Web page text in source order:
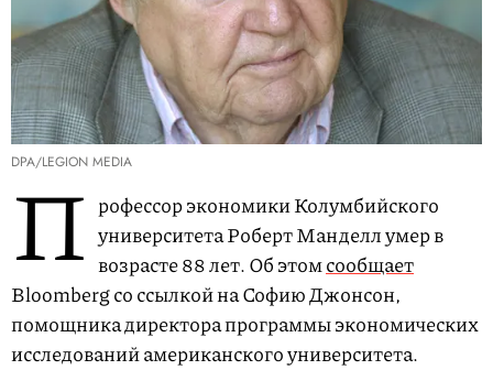
DPA/LEGION MEDIA
П рофессор экономики Колумбийского
университета Роберт Манделл умер в
возрасте 88 лет. Об этомсообщает
Bloomberg со ссылкой на Софию Джонсон,
помощника директора программы экономических
исследований американского университета.